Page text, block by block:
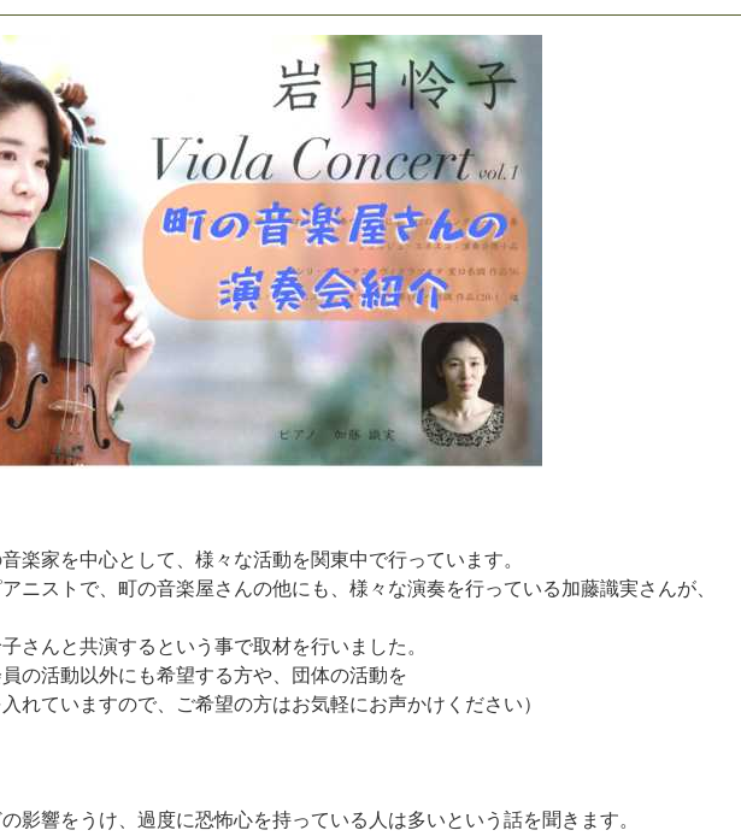
音楽家を中心と して 様 々 な活動を関東中で行ってい ま す。
アニ ス ト で 町の音楽屋さ んの他に も 様 々 な演奏を行っている加藤識実さ んが
子さ んと共演する と い う 事で取材を行い ま した 。
員の活動 以外に も希望する方や 団体の活動を
入 れてい ま すので ご希望の方はお気軽にお声かけ く ださ い）
の影響を う け 過 度に恐怖心を持っている 人 は多いと い う 話を聞 き ま す。